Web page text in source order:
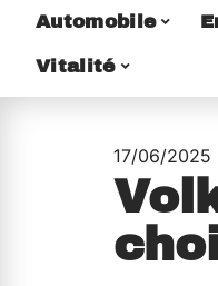
Automobile
Vitalité
17/06/2025